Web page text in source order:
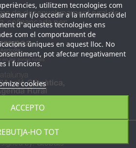
utilitzem tecnologies com
i/o accedir a la informació del
d'aquestes tecnologies ens
com el comportament de
úniques en aquest lloc. No
pot afectar negativament
i funcions.
cookies
HO TOT
ACCEPTO
de desenvolupament rural de
cofinançada per:
2026 © Pescaporta Distribucions, SL.
by:Globals